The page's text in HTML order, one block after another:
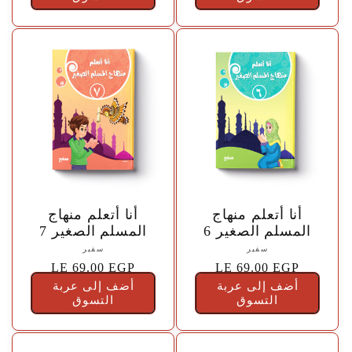
c
i
أنا أتعلم منهاج
المسلم الصغير 7
المورّد:
{{
vendor
}}
سفير
السعر
الاعتيادي
LE 69.00 EGP
أضف إلى عربة
التسوق
أنا أتعلم منهاج
المسلم الصغير 6
المورّد:
{{
vendor
}}
سفير
السعر
الاعتيادي
LE 69.00 EGP
أضف إلى عربة
التسوق